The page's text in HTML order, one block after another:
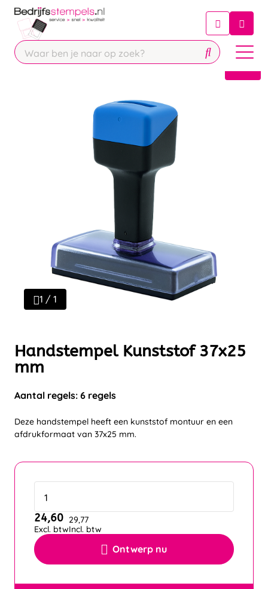
Chatbot
Chat 24/7 met onze chatbot voor
Contact
1 / 1
Handstempel Kunststof 37x25
mm
Aantal regels: 6 regels
Deze handstempel heeft een kunststof montuur en een
afdrukformaat van 37x25 mm.
Ontwerp nu
24,60
Excl. btw
29,77
Incl. btw